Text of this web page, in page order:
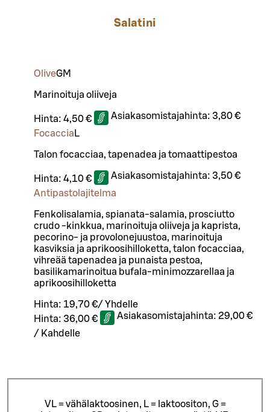
Salatini
OliveGM
Marinoituja oliiveja
Hinta: 4,50 € Asiakasomistajahinta: 3,80 €
Focaccia L
Talon focacciaa, tapenadea ja tomaattipestoa
Hinta: 4,10 € Asiakasomistajahinta: 3,50 €
Antipastolajitelma
Fenkolisalamia, spianata-salamia, prosciutto
crudo -kinkkua, marinoituja oliiveja ja kaprista,
pecorino- ja provolonejuustoa, marinoituja
kasviksia ja aprikoosihilloketta, talon focacciaa,
vihreää tapenadea ja punaista pestoa,
basilikamarinoitua bufala-minimozzarellaa ja
aprikoosihilloketta
Hinta: 19,70 €/ Yhdelle
Hinta: 36,00 € Asiakasomistajahinta: 29,00 €
/ Kahdelle
VL = vähälaktoosinen, L = laktoositon, G =